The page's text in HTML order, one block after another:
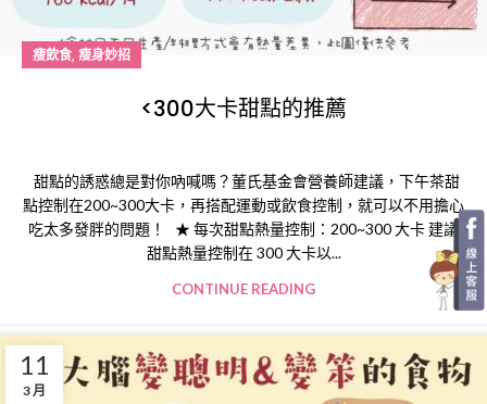
瘦飲食, 瘦身妙招
<300大卡甜點的推薦
甜點的誘惑總是對你吶喊嗎？董氏基金會營養師建議，下午茶甜
點控制在200~300大卡，再搭配運動或飲食控制，就可以不用擔心
吃太多發胖的問題！ ★ 每次甜點熱量控制：200~300 大卡 建議
甜點熱量控制在 300 大卡以...
CONTINUE READING
11
3 月